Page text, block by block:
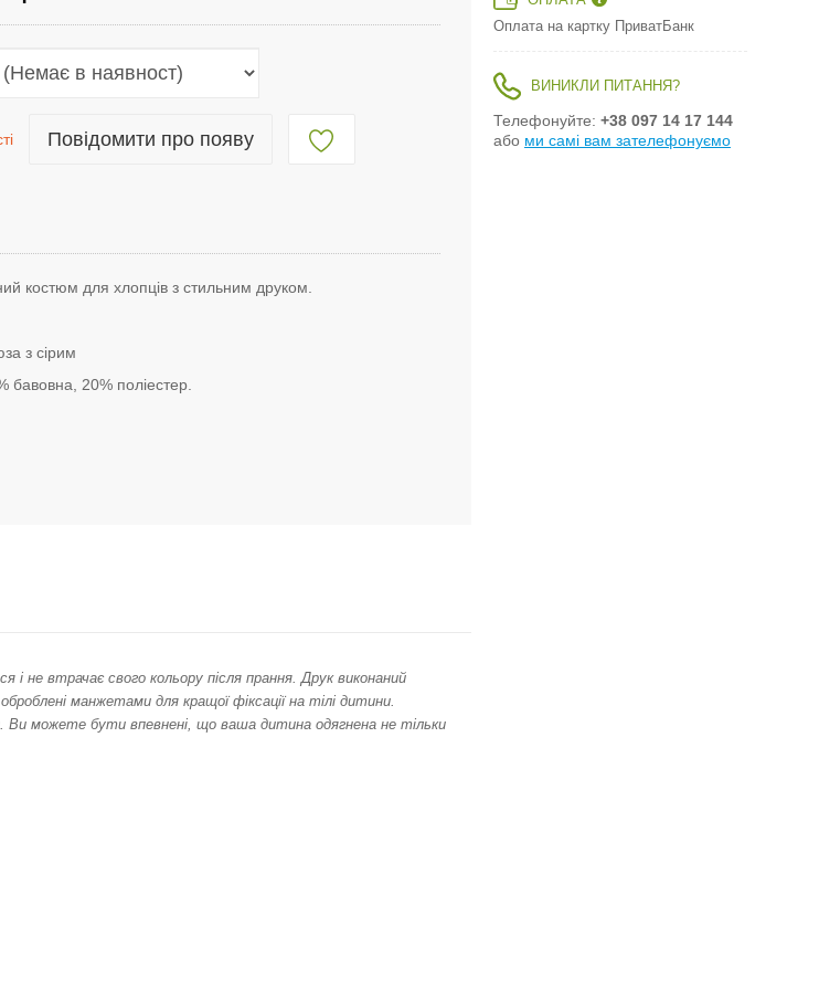
Повідомити про появу
костюм для хлопців з стильним друком.
з сірим
бавовна , 20% поліестер.
втрачає свого кольору після прання. Друк виконаний
манжетами для кращої фіксації на тілі дитини.
Ви можете бути впевнені, що ваша дитина одягнена не тільки
Оплата на картку ПриватБанк
ВИНИКЛИ ПИТАННЯ?
Телефонуйте: +38 097 14 17 144
або ми самі вам зателефонуємо